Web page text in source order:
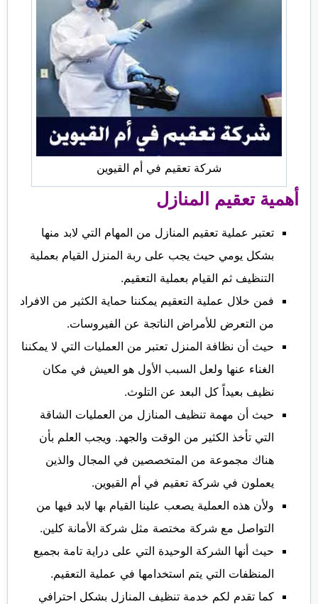
شركة تعقيم في أم القيوين
أهمية تعقيم المنازل
تعتبر عملية تعقيم المنازل من المهام التي لابد منها
بشكل يومي حيث يجب على ربة المنزل القيام بعملية
التنظيف ثم القيام بعملية التعقيم.
فمن خلال عملية التعقيم يمكننا حماية الكثير من الافراد
من التعرض للأمراض الناتجة عن الفيروسات.
حيث أن نظافة المنزل تعتبر من العمليات التي لا يمكننا
الغناء عنها ولعل السبب الأول هو العيش في مكان
نظيف بعيداً كل البعد عن التلوث.
حيث أن مهمة تنظيف المنازل من العمليات الشاقة
التي تأخذ الكثير من الوقت والجهد. ويجب العلم بأن
هناك مجموعة من المتخصصين في المجال والذين
يعملون في شركة تعقيم في أم القيوين.
ولأن هذه العملية يصعب علينا القيام بها لابد فيها من
التواصل مع شركة مختصة مثل شركة الأمانة كلين.
حيث أنها الشركة الوحيدة التي على دراية تامة بجميع
المنظفات التي يتم استخدامها في عملية التعقيم.
كما تقدم لكم خدمة تنظيف المنازل بشكل احترافي